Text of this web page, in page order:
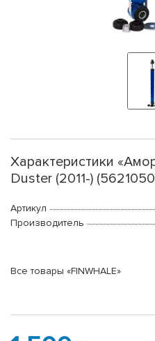
Характеристики
Duster (2011-)
Артикул
Производитель
Все товары «FINWHALE»